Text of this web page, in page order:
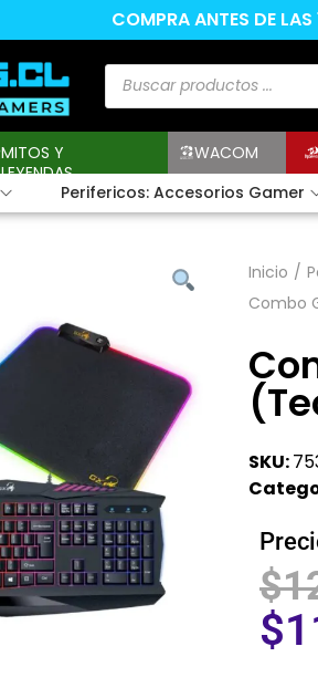
COMPRA ANTES DE
MITOS Y
LEYENDAS
WACOM
Perifericos: Accesorios Gamer
Inicio /
Combo
SKU:
$
$